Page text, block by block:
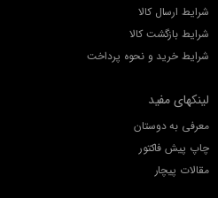
شرایط ارسال کالا
شرایط بازگشت کالا
شرایط خرید و نحوه پرداخت
لینکهای مفید
معرفی به دوستان
چاپ پیش فاکتور
مقالات پیچار